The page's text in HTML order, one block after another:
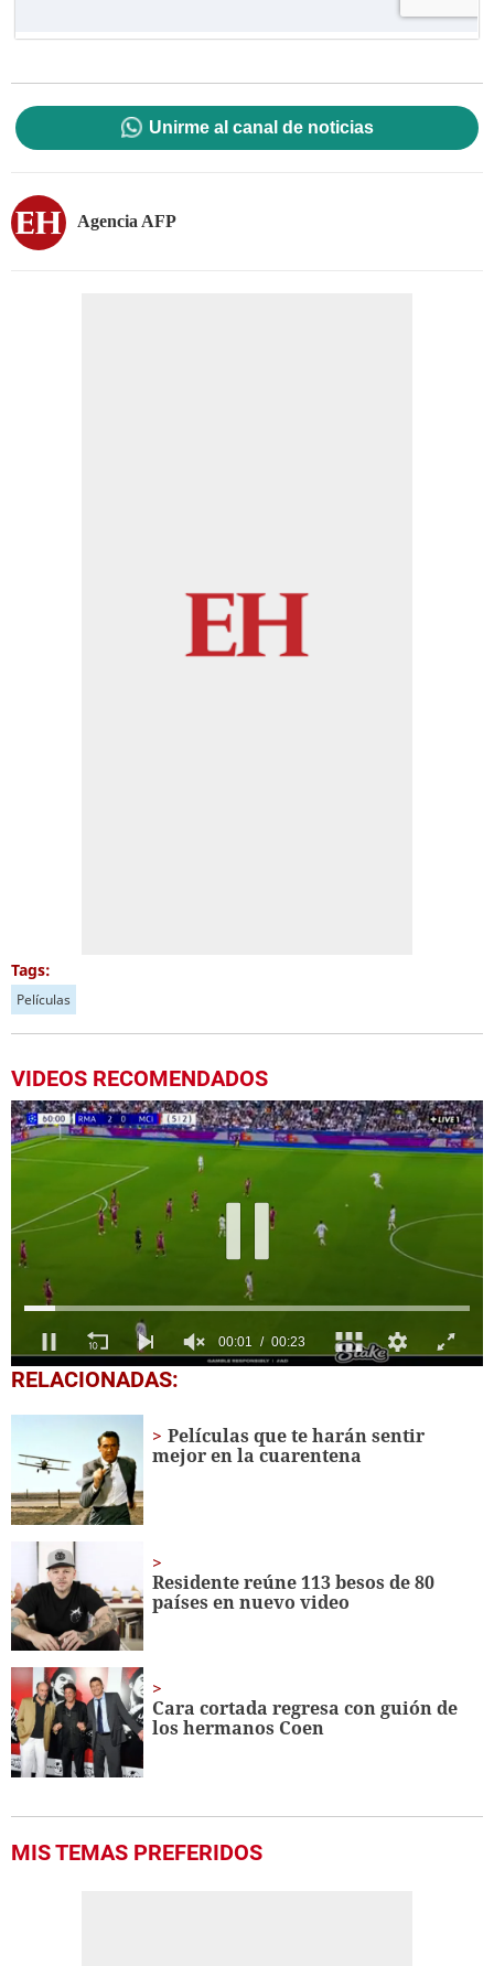
Unirme al canal de noticias
Agencia AFP
Tags:
Películas
VIDEOS RECOMENDADOS
0
seconds
RELACIONADAS:
Películas que te harán sentir
mejor en la cuarentena
Residente reúne 113 besos de 80
países en nuevo video
Cara cortada regresa con guión de
los hermanos Coen
MIS TEMAS PREFERIDOS